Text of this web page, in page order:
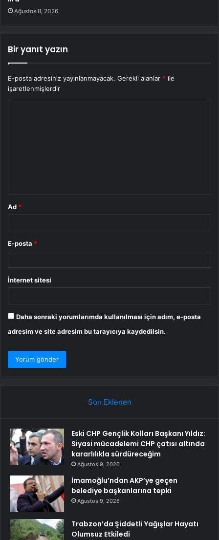
Ağustos 8, 2026
Bir yanıt yazın
E-posta adresiniz yayınlanmayacak. Gerekli alanlar * ile
işaretlenmişlerdir
Ad *
E-posta *
İnternet sitesi
Daha sonraki yorumlarımda kullanılması için adım, e-posta
adresim ve site adresim bu tarayıcıya kaydedilsin.
Son Eklenen
Eski CHP Gençlik Kolları Başkanı Yıldız:
Siyasi mücadelemi CHP çatısı altında
kararlılıkla sürdüreceğim
Ağustos 9, 2026
İmamoğlu’ndan AKP’ye geçen
belediye başkanlarına tepki
Ağustos 9, 2026
Trabzon’da Şiddetli Yağışlar Hayatı
Olumsuz Etkiledi